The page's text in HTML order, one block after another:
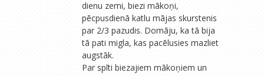
dienu zemi, biezi mākoņi,
pēcpusdienā katlu mājas skurstenis
par 2/3 pazudis. Domāju, ka tā bija
tā pati migla, kas pacēlusies mazliet
augstāk.
Par spīti biezajiem mākoņiem un